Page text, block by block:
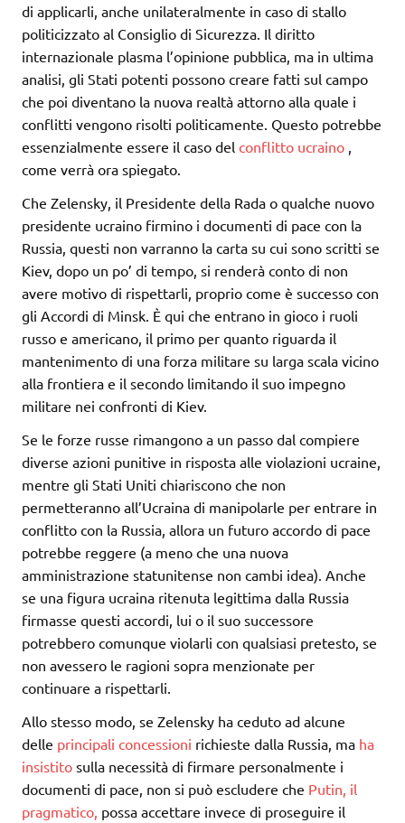
di applicarli, anche unilateralmente in caso di stallo
politicizzato al Consiglio di Sicurezza. Il diritto
internazionale plasma l’opinione pubblica, ma in ultima
analisi, gli Stati potenti possono creare fatti sul campo
che poi diventano la nuova realtà attorno alla quale i
conflitti vengono risolti politicamente. Questo potrebbe
essenzialmente essere il caso del conflitto ucraino
come verrà ora spiegato.
Che Zelensky, il Presidente della Rada o qualche nuovo
presidente ucraino firmino i documenti di pace con la
Russia, questi non varranno la carta su cui sono scritti se
Kiev, dopo un po’ di tempo, si renderà conto di non
avere motivo di rispettarli, proprio come è successo con
gli Accordi di Minsk. È qui che entrano in gioco i ruoli
russo e americano, il primo per quanto riguarda il
mantenimento di una forza militare su larga scala vicino
alla frontiera e il secondo limitando il suo impegno
militare nei confronti di Kiev.
Se le forze russe rimangono a un passo dal compiere
diverse azioni punitive in risposta alle violazioni ucraine,
mentre gli Stati Uniti chiariscono che non
permetteranno all’Ucraina di manipolarle per entrare in
conflitto con la Russia, allora un futuro accordo di pace
potrebbe reggere (a meno che una nuova
amministrazione statunitense non cambi idea). Anche
se una figura ucraina ritenuta legittima dalla Russia
firmasse questi accordi, lui o il suo successore
potrebbero comunque violarli con qualsiasi pretesto, se
non avessero le ragioni sopra menzionate per
continuare a rispettarli.
Allo stesso modo, se Zelensky ha ceduto ad alcune
delle principali concessioni richieste dalla Russia, ma ha
insistito sulla necessità di firmare personalmente i
documenti di pace, non si può escludere che Putin, il
pragmatico, possa accettare invece di proseguire il